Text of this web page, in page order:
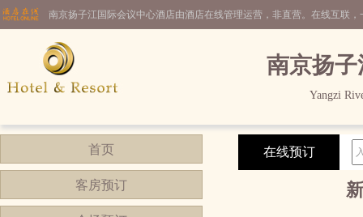
南京扬子江国际会议中心酒店由酒店在线管理运营，非直营。在线互联
南京扬
Yangzi
首页
客房预订
在线预订